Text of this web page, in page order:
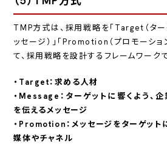
TMP方式は、採用戦略を「Target（ター
ッセージ）」「Promotion（プロモーシ
て、採用戦略を設計するフレームワークで
・Target：求める人材
・Message：ターゲットに響くよう、
を伝えるメッセージ
・Promotion：メッセージをターゲッ
媒体やチャネル